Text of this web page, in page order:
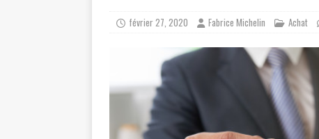
février 27, 2020 Fabrice Michelin Achat